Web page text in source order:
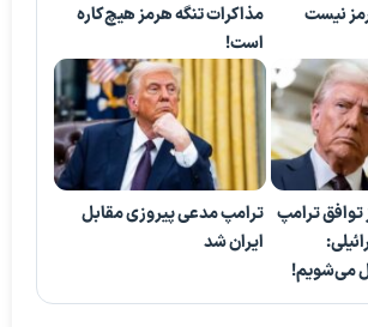
نیست
مذاکرات تنگه هرمز هیچ‌کاره
است!
ترامپ
می‌شویم!
ترامپ مدعی پیروزی مقابل
ایران شد